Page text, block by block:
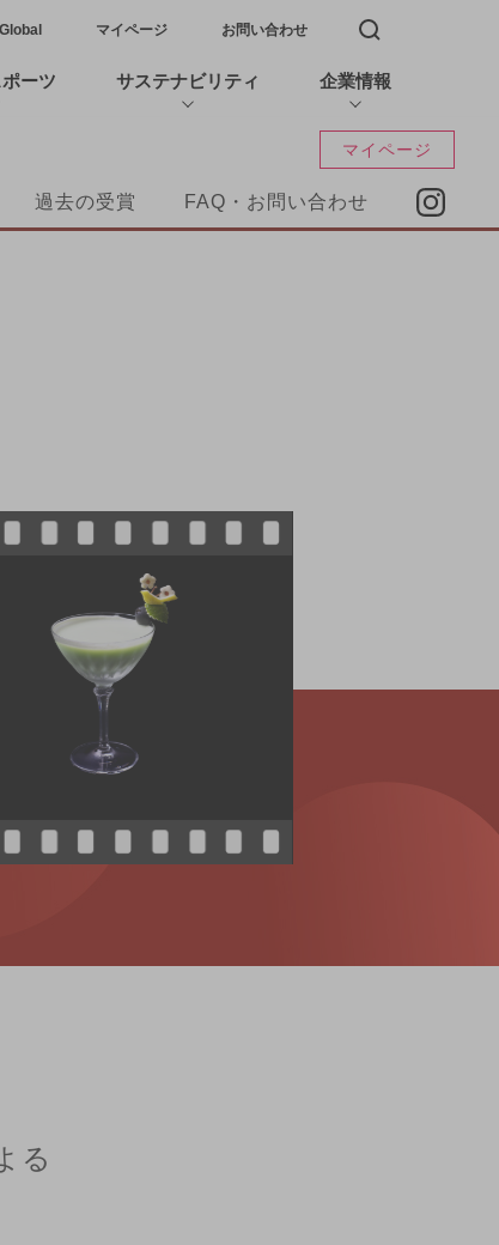
Global新しいウィンドウで開く
マイページ お問い合わせ 検索窓を開く
ーツ サステナビリティ 企業情報
マイページ
過去の受賞 FAQ・お問い合わせ
る